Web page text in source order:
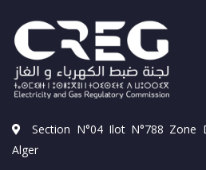
Section N°04 Ilot N°788 Zone
Alger